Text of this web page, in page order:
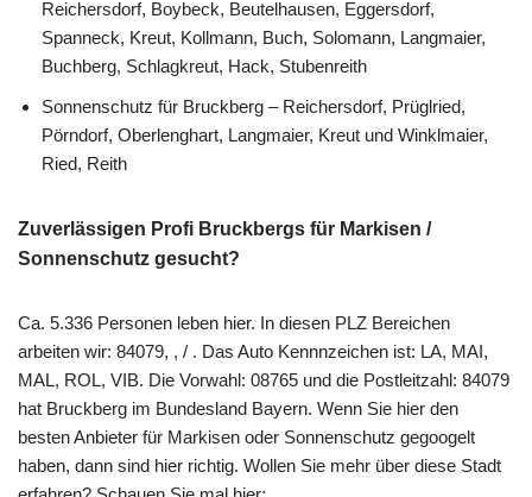
Reichersdorf, Boybeck, Beutelhausen, Eggersdorf,
Spanneck, Kreut, Kollmann, Buch, Solomann, Langmaier,
Buchberg, Schlagkreut, Hack, Stubenreith
Sonnenschutz für Bruckberg – Reichersdorf, Prüglried,
Pörndorf, Oberlenghart, Langmaier, Kreut und Winklmaier,
Ried, Reith
Zuverlässigen Profi Bruckbergs für Markisen /
Sonnenschutz gesucht?
Ca. 5.336 Personen leben hier. In diesen PLZ Bereichen
arbeiten wir: 84079, , / . Das Auto Kennnzeichen ist: LA, MAI,
MAL, ROL, VIB. Die Vorwahl: 08765 und die Postleitzahl: 84079
hat Bruckberg im Bundesland Bayern. Wenn Sie hier den
besten Anbieter für Markisen oder Sonnenschutz gegoogelt
haben, dann sind hier richtig. Wollen Sie mehr über diese Stadt